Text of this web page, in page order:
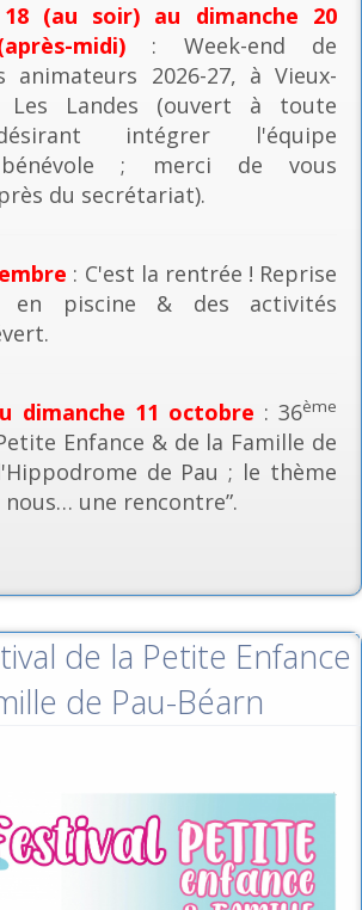
(au soir) au dimanche 20
midi): Week-end de
animateurs 2026-27, à Vieux-
Les Landes (ouvert à toute
intégrer l'équipe
bénévole ; merci de vous
du secrétariat).
: C'est la rentrée ! Reprise
en piscine & des activités
dimanche 11 octobre : 36ème
Enfance & de la Famille de
de Pau ; le thème
nous… une rencontre”.
de la Petite Enfance
de Pau-Béarn